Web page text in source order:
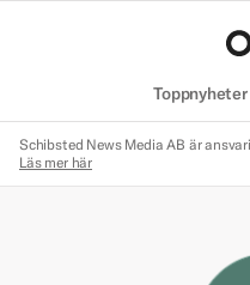
Toppnyheter
Schibsted News Media AB är
Läs mer här